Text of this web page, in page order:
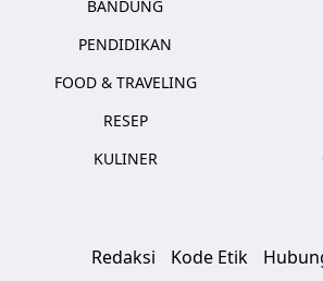
BANDUNG
PENDIDIKAN
FOOD & TRAVELING
RESEP
KULINER
Redaksi Kode Etik